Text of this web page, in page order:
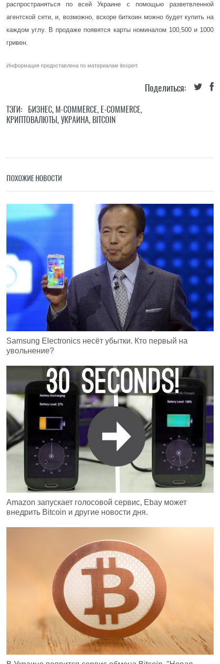
распространяться по всей Украине с помощью разветвленной
агентской сети, и, возможно, вскоре биткоин можно будет купить на
каждом углу. В продаже появятся карты номиналом 100,500 и 1000
гривен.
Информация предоставлена по материаламitexpert
Поделиться:
ТЭГИ: БИЗНЕС, M-COMMERCE, E-COMMERCE,
КРИПТОВАЛЮТЫ,УКРАИНА, BITCOIN
ПОХОЖИЕ НОВОСТИ
Samsung Electronics несёт убытки. Кто первый на
увольнение?
Amazon запускает голосовой сервис, Ebay может
внедрить Bitcoin и другие новости дня.